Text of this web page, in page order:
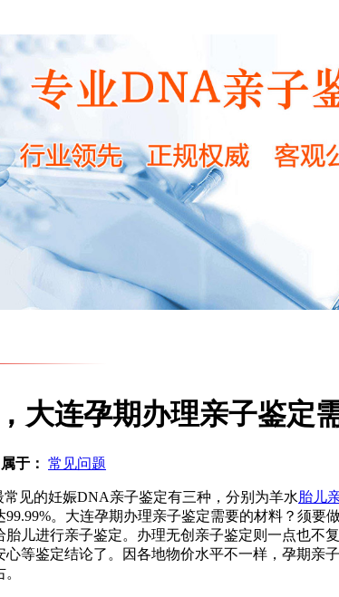
大连孕期办理亲子鉴定
属于： 常见问题
见的妊娠DNA亲子鉴定有三种，分别为羊水胎儿
。大连孕期办理亲子鉴定需要的材料？须
儿进行亲子鉴定。办理无创亲子鉴定则一点也
等鉴定结论了。因各地物价水平不一样，孕期